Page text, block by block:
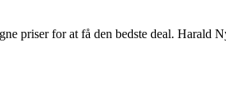
priser for at få den bedste deal. Harald